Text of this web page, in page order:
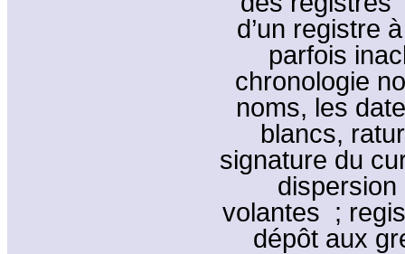
d’un registre
parfois
chronologie
noms, les
blancs,
signature du
volantes ;
dépôt aux